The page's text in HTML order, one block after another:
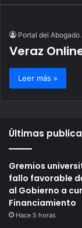
Portal del Abogado
Veraz
Leer más »
Últimas
Gremios
fallo favorable
al Gobierno a
Financiamiento
Hace 5 horas